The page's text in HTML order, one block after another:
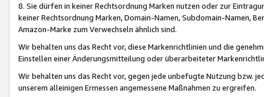
8. Sie dürfen in keiner Rechtsordnung Marken nutzen oder zur
keiner Rechtsordnung Marken, Domain-Namen, Subdomain-Namen,
Amazon-Marke zum Verwechseln ähnlich sind.
Wir behalten uns das Recht vor, diese Markenrichtlinien und die
Einstellen einer Änderungsmitteilung oder überarbeiteter
Wir behalten uns das Recht vor, gegen jede unbefugte Nutzung bzw.
unserem alleinigen Ermessen angemessene Maßnahmen zu ergreifen.